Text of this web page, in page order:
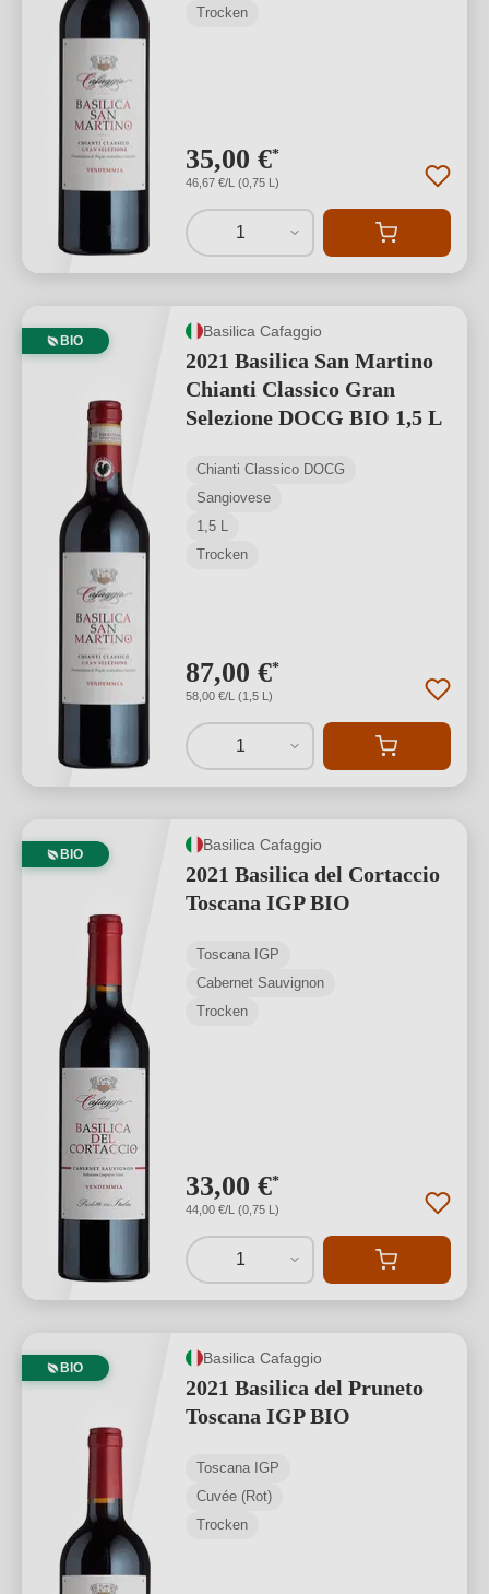
Trocken
35,00 €*
46,67 €/L (0,75 L)
1
BIO
Basilica Cafaggio
2021 Basilica San Martino
Chianti Classico Gran
Selezione DOCG BIO 1,5 L
Chianti Classico DOCG
Sangiovese
1,5 L
Trocken
87,00 €*
58,00 €/L (1,5 L)
1
BIO
Basilica Cafaggio
2021 Basilica del Cortaccio
Toscana IGP BIO
Toscana IGP
Cabernet Sauvignon
Trocken
33,00 €*
44,00 €/L (0,75 L)
1
BIO
Basilica Cafaggio
2021 Basilica del Pruneto
Toscana IGP BIO
Toscana IGP
Cuvée (Rot)
Trocken